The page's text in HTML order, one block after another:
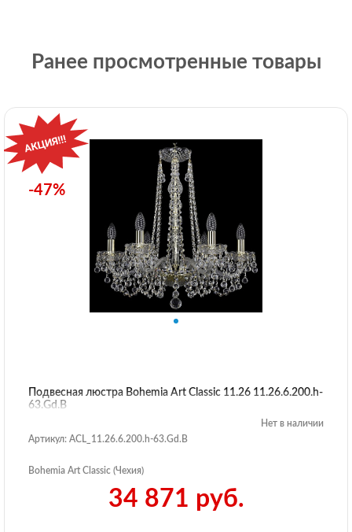
Ранее просмотренные товары
-47%
Подвесная люстра Bohemia Art Classic 11.26 11.26.6.200.h-
63.Gd.B
Нет в наличии
Артикул: ACL_11.26.6.200.h-63.Gd.B
Bohemia Art Classic (Чехия)
34 871 руб.